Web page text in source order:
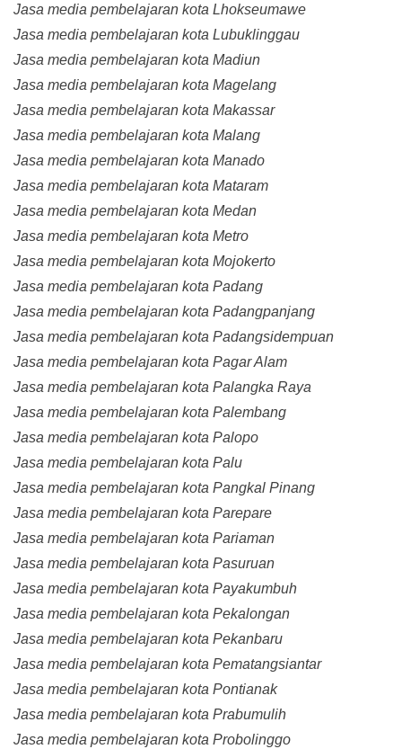
Jasa media pembelajaran kota Lhokseumawe
Jasa media pembelajaran kota Lubuklinggau
Jasa media pembelajaran kota Madiun
Jasa media pembelajaran kota Magelang
Jasa media pembelajaran kota Makassar
Jasa media pembelajaran kota Malang
Jasa media pembelajaran kota Manado
Jasa media pembelajaran kota Mataram
Jasa media pembelajaran kota Medan
Jasa media pembelajaran kota Metro
Jasa media pembelajaran kota Mojokerto
Jasa media pembelajaran kota Padang
Jasa media pembelajaran kota Padangpanjang
Jasa media pembelajaran kota Padangsidempuan
Jasa media pembelajaran kota Pagar Alam
Jasa media pembelajaran kota Palangka Raya
Jasa media pembelajaran kota Palembang
Jasa media pembelajaran kota Palopo
Jasa media pembelajaran kota Palu
Jasa media pembelajaran kota Pangkal Pinang
Jasa media pembelajaran kota Parepare
Jasa media pembelajaran kota Pariaman
Jasa media pembelajaran kota Pasuruan
Jasa media pembelajaran kota Payakumbuh
Jasa media pembelajaran kota Pekalongan
Jasa media pembelajaran kota Pekanbaru
Jasa media pembelajaran kota Pematangsiantar
Jasa media pembelajaran kota Pontianak
Jasa media pembelajaran kota Prabumulih
Jasa media pembelajaran kota Probolinggo